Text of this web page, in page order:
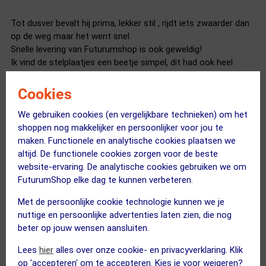
Cookies
We gebruiken cookies (en vergelijkbare technieken) om het
shoppen nog makkelijker en persoonlijker voor jou te
maken. Functionele en analytische cookies plaatsen we
altijd. De functionele cookies zorgen voor de beste
website-ervaring. De analytische cookies gebruiken we om
FuturumShop elke dag te kunnen verbeteren.
Met de persoonlijke cookie technologie kunnen we je
nuttige en persoonlijke advertenties laten zien, die nog
beter op jouw wensen aansluiten.
Lees hier alles over onze cookie- en privacyverklaring. Klik
op 'accepteren' om te accepteren. Kies je voor weigeren?
Tot dusver bevalt hij prima, lekker stil , rijdt iets zwaarder dan
op de weg maar het went snel.
Snelle levering van Futurumshop is ook geweldig!
Ik vind de stelplaatjes een beetje simpel, dit had ook heel
gemakkelijker.
Kyra| 01 november 2016
Inderdaad een stille trainer! De weerstand door middel van
vloeistof is erg prettig, omdat je dan geen schakelaar aan het
stuur hoeft te gebruiken. Ideaal om je basisconditie op peil te
houden.